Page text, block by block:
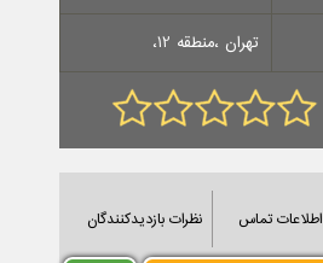
تهران ،منطقه 12،
اطلاعات تماس نظرات بازدیدکنندگان